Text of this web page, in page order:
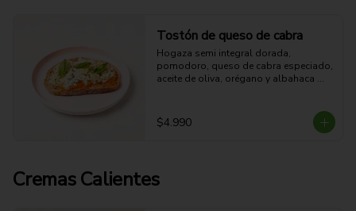
Tostón de queso de cabra
Hogaza semi integral dorada,
pomodoro, queso de cabra especiado,
aceite de oliva, orégano y albahaca
35g grasa - 4g Fibra - 510 Kcal
$4.990
Cremas Calientes